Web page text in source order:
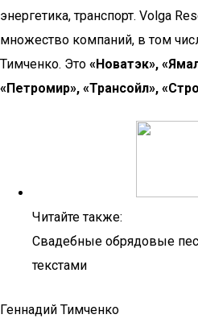
энергетика, транспорт. Volga
множество компаний, в том
Тимченко. Это «Новатэк»,
«Петромир», «Трансойл»,
Читайте также:
Свадебные обрядовые
текстами
Геннадий Тимченко